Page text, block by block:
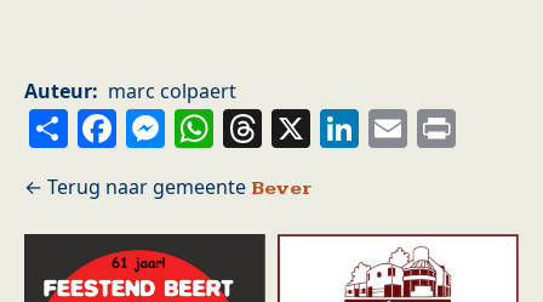
Auteur marc colpaert
ShareFacebook
Messenger
WhatsApp
Threads
X LinkedIn
Email
Bever